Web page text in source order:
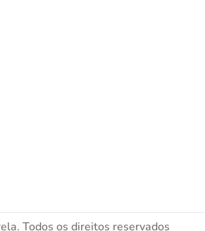
Todos os direitos reservados